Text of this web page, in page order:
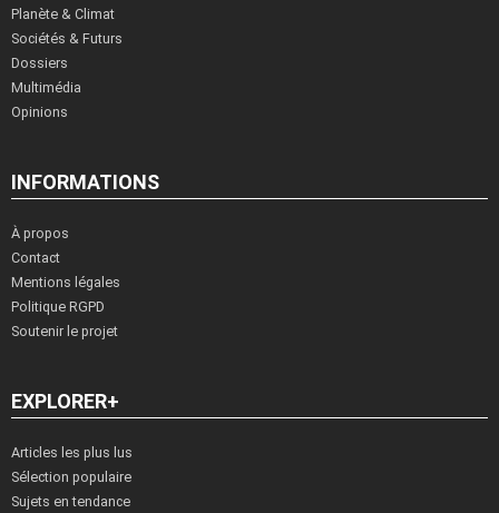
Planète & Climat
Sociétés & Futurs
Dossiers
Multimédia
Opinions
INFORMATIONS
À propos
Contact
Mentions légales
Politique RGPD
Soutenir le projet
EXPLORER+
Articles les plus lus
Sélection populaire
Sujets en tendance